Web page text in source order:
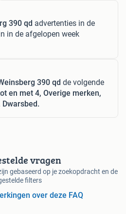
390 qd advertenties in de
in de afgelopen week
390 qd de volgende
en met 4, Overige merken,
vragen
gebaseerd op je zoekopdracht en de
filters
over deze FAQ